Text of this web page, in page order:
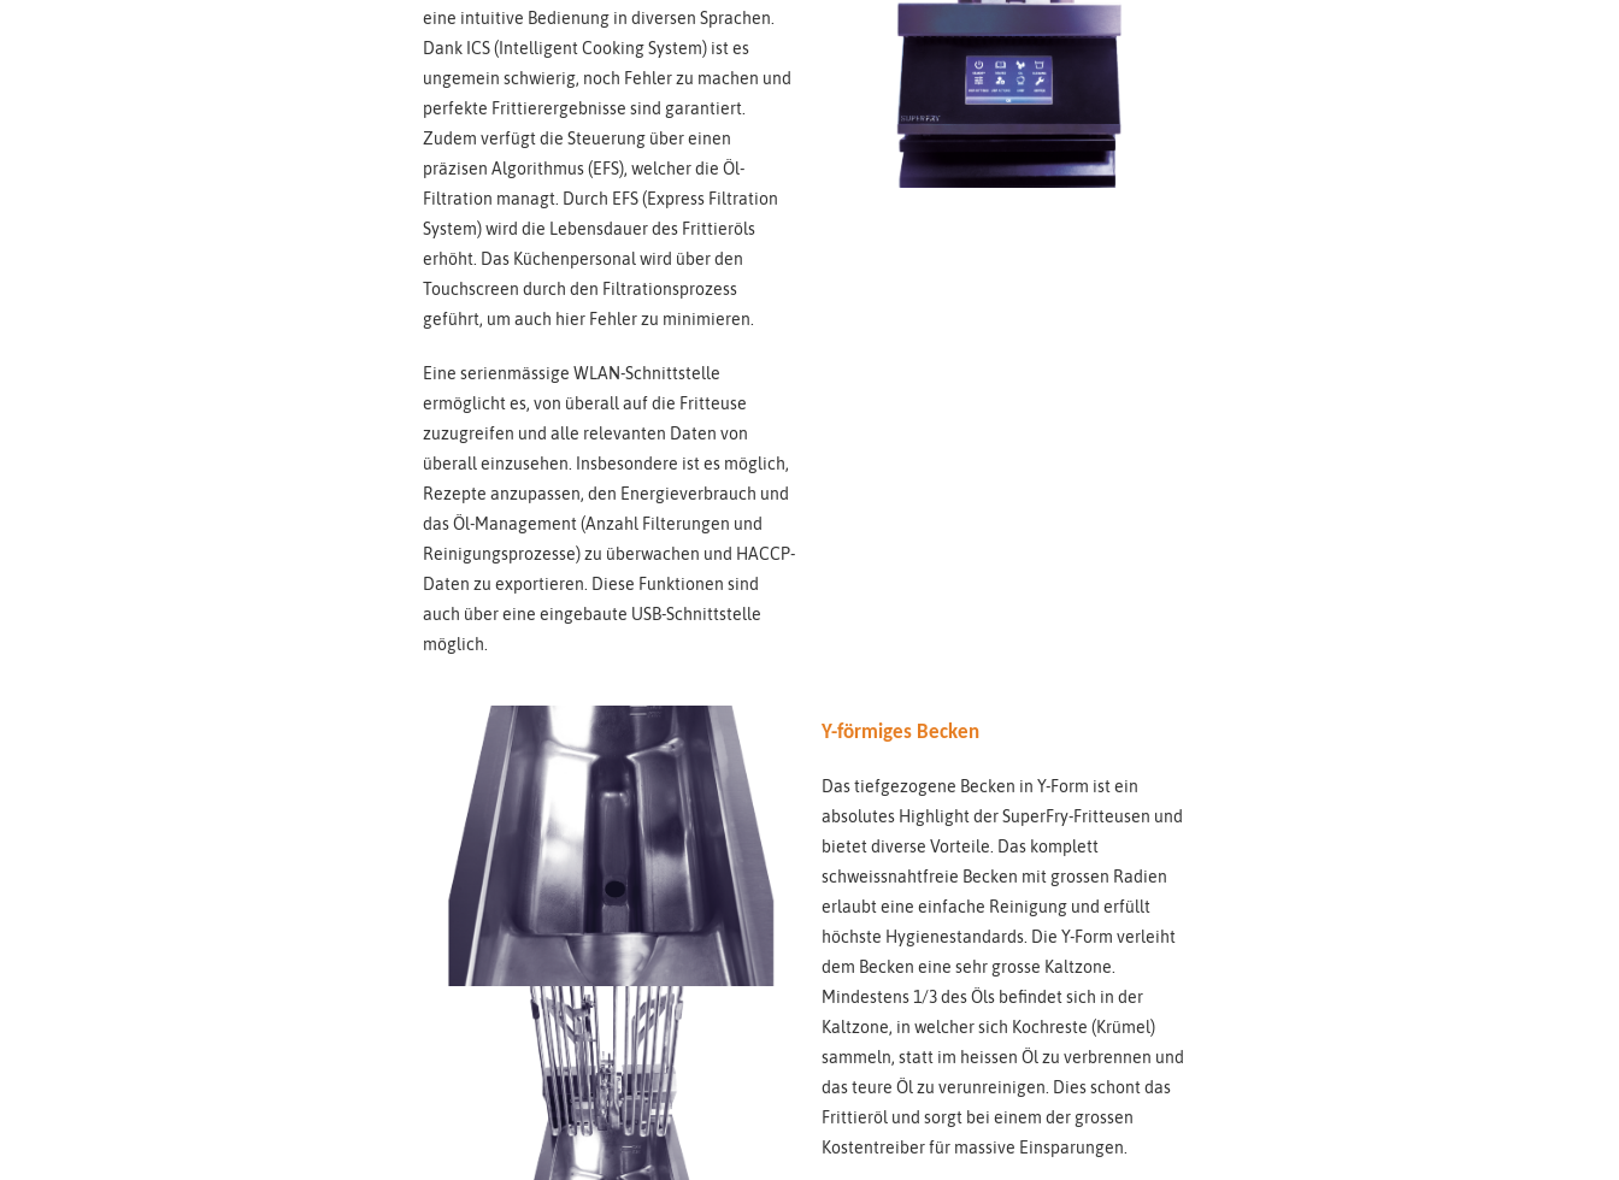
eine intuitive Bedienung in diversen Sprachen.
Dank ICS (Intelligent Cooking System) ist es
ungemein schwierig, noch Fehler zu machen und
perfekte Frittierergebnisse sind garantiert.
Zudem verfügt die Steuerung über einen
präzisen Algorithmus (EFS), welcher die Öl-
Filtration managt. Durch EFS (Express Filtration
System) wird die Lebensdauer des Frittieröls
erhöht. Das Küchenpersonal wird über den
Touchscreen durch den Filtrationsprozess
geführt, um auch hier Fehler zu minimieren.
Eine serienmässige WLAN-Schnittstelle
ermöglicht es, von überall auf die Fritteuse
zuzugreifen und alle relevanten Daten von
überall einzusehen. Insbesondere ist es möglich,
Rezepte anzupassen, den Energieverbrauch und
das Öl-Management (Anzahl Filterungen und
Reinigungsprozesse) zu überwachen und HACCP-
Daten zu exportieren. Diese Funktionen sind
auch über eine eingebaute USB-Schnittstelle
möglich.
Y-förmiges Becken
Das tiefgezogene Becken in Y-Form ist ein
absolutes Highlight der SuperFry-Fritteusen und
bietet diverse Vorteile. Das komplett
schweissnahtfreie Becken mit grossen Radien
erlaubt eine einfache Reinigung und erfüllt
höchste Hygienestandards. Die Y-Form verleiht
dem Becken eine sehr grosse Kaltzone.
Mindestens 1/3 des Öls befindet sich in der
Kaltzone, in welcher sich Kochreste (Krümel)
sammeln, statt im heissen Öl zu verbrennen und
das teure Öl zu verunreinigen. Dies schont das
Frittieröl und sorgt bei einem der grossen
Kostentreiber für massive Einsparungen.